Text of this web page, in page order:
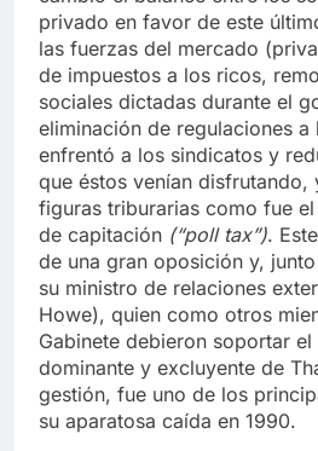
privado en favor de este
las fuerzas del mercado
de impuestos a los ricos,
sociales dictadas durante el
eliminación de regulaciones a
enfrentó a los sindicatos y
que éstos venían disfrutando,
figuras triburarias como fue
de capitación (“poll tax”).
de una gran oposición y,
su ministro de relaciones
Howe), quien como otros
Gabinete debieron soportar
dominante y excluyente de
gestión, fue uno de los
su aparatosa caída en 1990.